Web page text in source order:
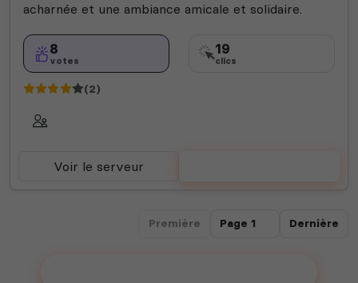
acharnée et une ambiance amicale et solidaire.
8
votes
19
clics
(2)
Voir le serveur
Première Dernière